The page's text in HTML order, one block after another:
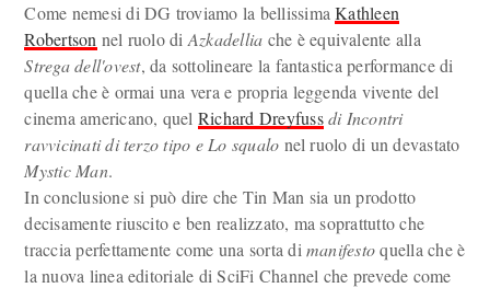
Come nemesi di DG troviamo la bellissimaKathleen
Robertson nel ruolo di Azkadellia che è equivalente alla
Strega dell'ovest, da sottolineare la fantastica performance di
quella che è ormai una vera e propria leggenda vivente del
cinema americano, quel Richard Dreyfuss di Incontri
ravvicinati di terzo tipo e Lo squalo nel ruolo di un devastato
Mystic Man.
In conclusione si può dire che Tin Man sia un prodotto
decisamente riuscito e ben realizzato, ma soprattutto che
traccia perfettamente come una sorta dimanifestoquella che è
la nuova linea editoriale di SciFi Channel che prevede come